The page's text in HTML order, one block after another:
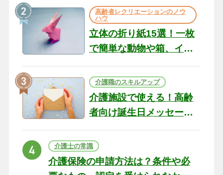
の現場から（22）
高齢者レクリエーションのノウ
ハウ
立体の折り紙15選！一枚
で簡単な動物や箱、イン
介護職のスキルアップ
介護施設で使える！高齢
者向け誕生日メッセージ
ト
介護士の常識
介護保険の申請方法は？条件や必